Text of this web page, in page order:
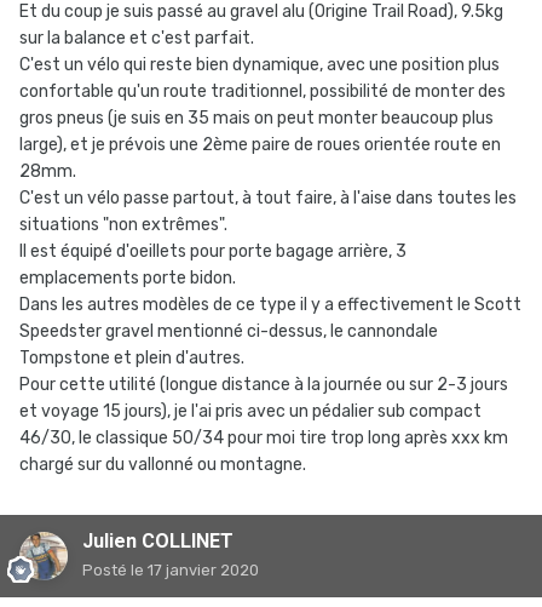
Et du coup je suis passé au gravel alu (Origine Trail Road), 9.5kg
sur la balance et c'est parfait.
C'est un vélo qui reste bien dynamique, avec une position plus
confortable qu'un route traditionnel, possibilité de monter des
gros pneus (je suis en 35 mais on peut monter beaucoup plus
large), et je prévois une 2ème paire de roues orientée route en
28mm.
C'est un vélo passe partout, à tout faire, à l'aise dans toutes les
situations "non extrêmes".
Il est équipé d'oeillets pour porte bagage arrière, 3
emplacements porte bidon.
Dans les autres modèles de ce type il y a effectivement le Scott
Speedster gravel mentionné ci-dessus, le cannondale
Tompstone et plein d'autres.
Pour cette utilité (longue distance à la journée ou sur 2-3 jours
et voyage 15 jours), je l'ai pris avec un pédalier sub compact
46/30, le classique 50/34 pour moi tire trop long après xxx km
chargé sur du vallonné ou montagne.
Julien COLLINET
Posté le 17 janvier 2020